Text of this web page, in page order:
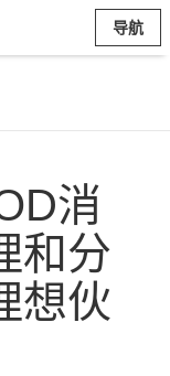
导航
消
和分
想伙